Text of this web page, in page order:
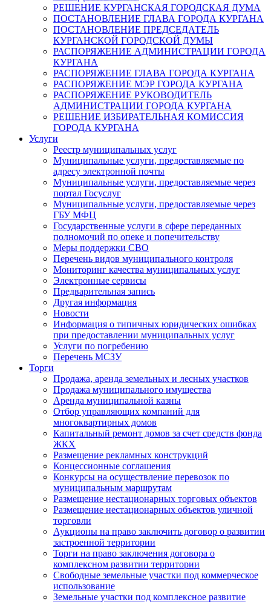
РЕШЕНИЕ КУРГАНСКАЯ ГОРОДСКАЯ ДУМА
ПОСТАНОВЛЕНИЕ ГЛАВА ГОРОДА КУРГАНА
ПОСТАНОВЛЕНИЕ ПРЕДСЕДАТЕЛЬ
КУРГАНСКОЙ ГОРОДСКОЙ ДУМЫ
РАСПОРЯЖЕНИЕ АДМИНИСТРАЦИИ ГОРОДА
КУРГАНА
РАСПОРЯЖЕНИЕ ГЛАВА ГОРОДА КУРГАНА
РАСПОРЯЖЕНИЕ МЭР ГОРОДА КУРГАНА
РАСПОРЯЖЕНИЕ РУКОВОДИТЕЛЬ
АДМИНИСТРАЦИИ ГОРОДА КУРГАНА
РЕШЕНИЕ ИЗБИРАТЕЛЬНАЯ КОМИССИЯ
ГОРОДА КУРГАНА
Услуги
Реестр муниципальных услуг
Муниципальные услуги, предоставляемые по
адресу электронной почты
Муниципальные услуги, предоставляемые через
портал Госуслуг
Муниципальные услуги, предоставляемые через
ГБУ МФЦ
Государственные услуги в сфере переданных
полномочий по опеке и попечительству
Меры поддержки СВО
Перечень видов муниципального контроля
Мониторинг качества муниципальных услуг
Электронные сервисы
Предварительная запись
Другая информация
Новости
Информация о типичных юридических ошибках
при предоставлении муниципальных услуг
Услуги по погребению
Перечень МСЗУ
Торги
Продажа, аренда земельных и лесных участков
Продажа муниципального имущества
Аренда муниципальной казны
Отбор управляющих компаний для
многоквартирных домов
Капитальный ремонт домов за счет средств фонда
ЖКХ
Размещение рекламных конструкций
Концессионные соглашения
Конкурсы на осуществление перевозок по
муниципальным маршрутам
Размещение нестационарных торговых объектов
Размещение нестационарных объектов уличной
торговли
Аукционы на право заключить договор о развитии
застроенной территории
Торги на право заключения договора о
комплексном развитии территории
Свободные земельные участки под коммерческое
использование
Земельные участки под комплексное развитие